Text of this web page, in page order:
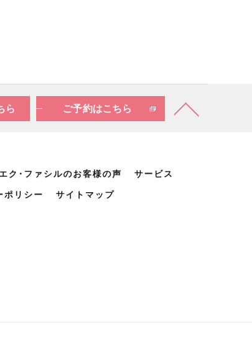
ら ご予約はこちら
ク･ファシルのお客様の声 サービス
ポリシー サイトマップ